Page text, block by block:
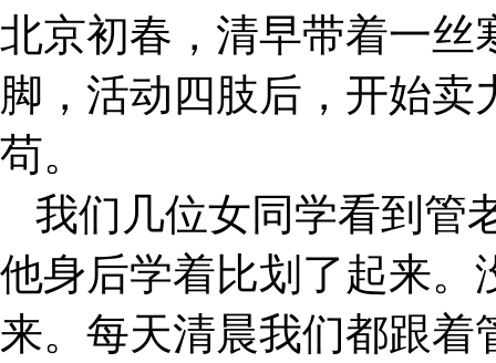
北京初春，清早带着一丝
脚，活动四肢后，开始
苟。
我们几位女同学看到管
他身后学着比划了起来。
来。每天清晨我们都跟着